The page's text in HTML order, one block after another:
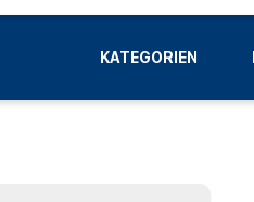
KATEGORIEN